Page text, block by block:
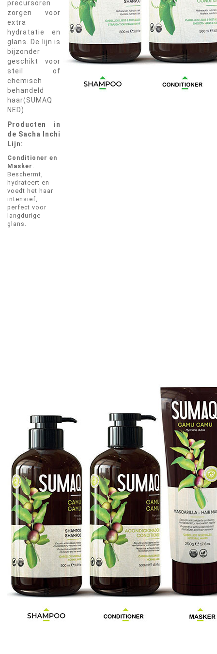
precursoren
zorgen voor
extra
hydratatie en
glans. De lijn is
bijzonder
geschikt voor
steil of
chemisch
behandeld
haar​(SUMAQ
NED).
Producten in
de Sacha Inchi
Lijn:
Conditioner en
Masker :
Beschermt,
hydrateert en
voedt het haar
intensief,
perfect voor
langdurige
glans.